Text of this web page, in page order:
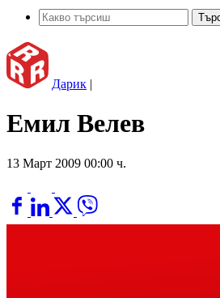
Дарик |
Емил Велев
13 Март 2009 00:00 ч.